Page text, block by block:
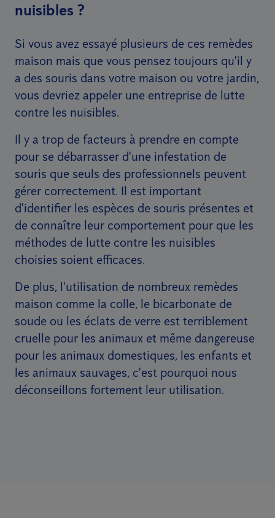
nuisibles ?
Si vous avez essayé plusieurs de ces remèdes
maison mais que vous pensez toujours qu'il y
a des souris dans votre maison ou votre jardin,
vous devriez appeler une entreprise de lutte
contre les nuisibles.
Il y a trop de facteurs à prendre en compte
pour se débarrasser d'une infestation de
souris que seuls des professionnels peuvent
gérer correctement. Il est important
d'identifier les espèces de souris présentes et
de connaître leur comportement pour que les
méthodes de lutte contre les nuisibles
choisies soient efficaces.
De plus, l'utilisation de nombreux remèdes
maison comme la colle, le bicarbonate de
soude ou les éclats de verre est terriblement
cruelle pour les animaux et même dangereuse
pour les animaux domestiques, les enfants et
les animaux sauvages, c'est pourquoi nous
déconseillons fortement leur utilisation.